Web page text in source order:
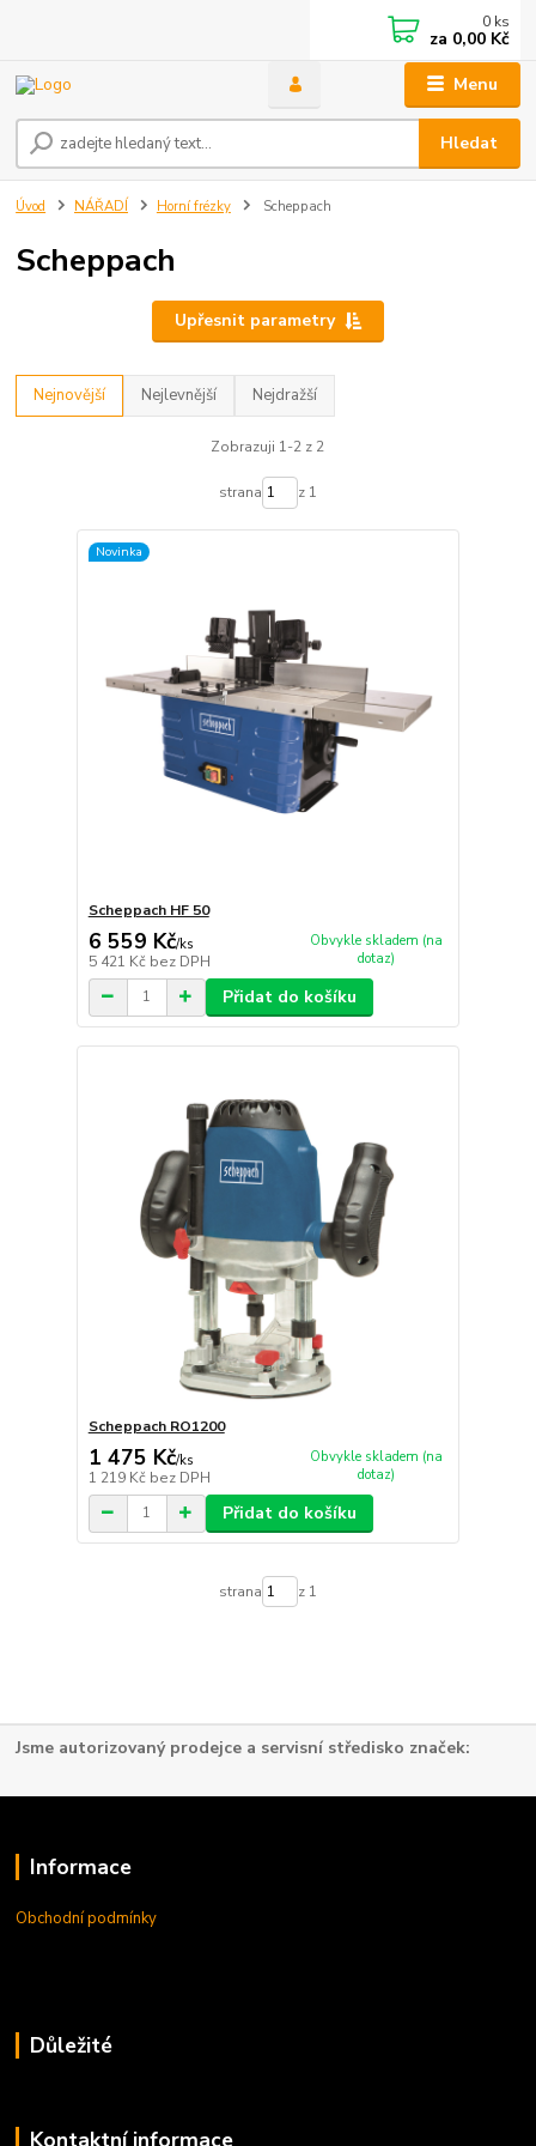
Menu
Hledat
0 ks
za 0,00 Kč
Úvod NÁŘADÍ Horní frézky Scheppach
Scheppach
Upřesnit parametry
Nejnovější Nejlevnější Nejdražší
Zobrazuji 1-2 z 2
strana z 1
Novinka
Scheppach HF 50
6 559 Kč/ks
5 421 Kč bez DPH
Obvykle skladem (na
dotaz)
Přidat do košíku
Scheppach RO1200
1 475 Kč/ks
1 219 Kč bez DPH
Obvykle skladem (na
dotaz)
Přidat do košíku
strana z 1
Jsme autorizovaný prodejce a servisní středisko značek:
Informace
Obchodní podmínky
Důležité
Kontaktní informace